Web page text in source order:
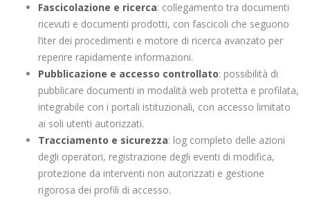
Fascicolazione e ricerca: collegamento tra documenti
ricevuti e documenti prodotti, con fascicoli che seguono
l’iter dei procedimenti e motore di ricerca avanzato per
reperire rapidamente informazioni.
Pubblicazione e accesso controllato: possibilità di
pubblicare documenti in modalità web protetta e profilata,
integrabile con i portali istituzionali, con accesso limitato
ai soli utenti autorizzati.
Tracciamento e sicurezza: log completo delle azioni
degli operatori, registrazione degli eventi di modifica,
protezione da interventi non autorizzati e gestione
rigorosa dei profili di accesso.